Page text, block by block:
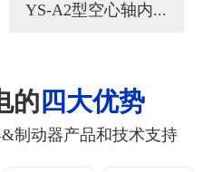
YS-A2型空心轴内...
的 四大优势
制动器产品和技术支持